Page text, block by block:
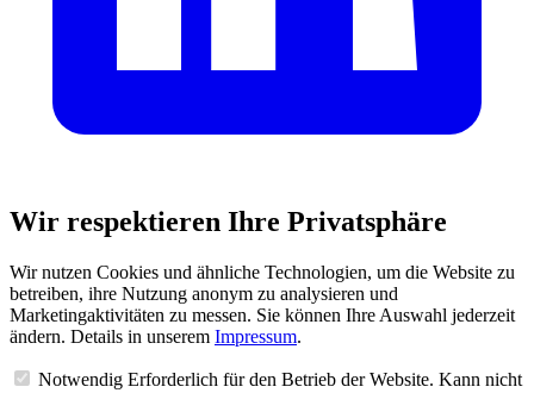
Wir respektieren Ihre Privatsphäre
Wir nutzen Cookies und ähnliche Technologien, um die Website zu
betreiben, ihre Nutzung anonym zu analysieren und
Marketingaktivitäten zu messen. Sie können Ihre Auswahl jederzeit
ändern. Details in unserem Impressum.
Notwendig Erforderlich für den Betrieb der Website. Kann nicht